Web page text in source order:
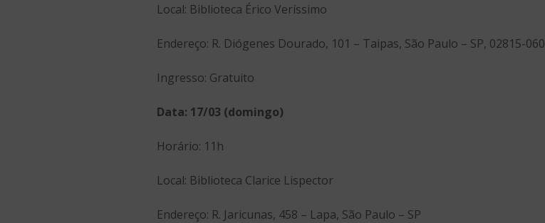
Local: Biblioteca Érico Veríssimo
Endereço: R. Diógenes Dourado, 101 – Taipas, São Paulo – SP, 02815-060
Ingresso: Gratuito
Data: 17/03 (domingo)
Horário: 11h
Local: Biblioteca Clarice Lispector
Endereço: R. Jaricunas, 458 – Lapa, São Paulo – SP